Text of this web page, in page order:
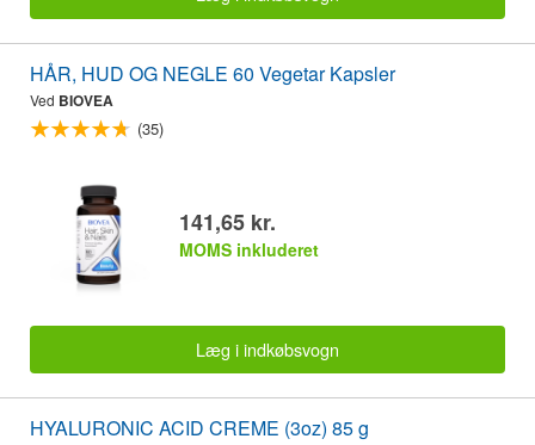
HÅR, HUD OG NEGLE 60 Vegetar Kapsler
Ved BIOVEA
(35)
141,65 kr.
MOMS inkluderet
Læg i indkøbsvogn
HYALURONIC ACID CREME (3oz) 85 g